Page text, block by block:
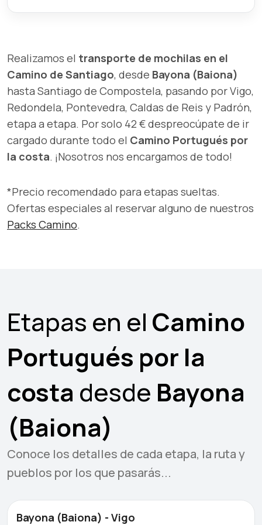
Realizamos el transporte de mochilas en el
Camino de Santiago, desde Bayona (Baiona)
hasta Santiago de Compostela, pasando por Vigo,
Redondela, Pontevedra, Caldas de Reis y Padrón,
etapa a etapa. Por solo 42 € despreocúpate de ir
cargado durante todo el Camino Portugués por
la costa. ¡Nosotros nos encargamos de todo!
*Precio recomendado para etapas sueltas.
Ofertas especiales al reservar alguno de nuestros
Packs Camino.
Etapas en el Camino
Portugués por la
costa desde Bayona
(Baiona)
Conoce los detalles de cada etapa, la ruta y
pueblos por los que pasarás...
Bayona (Baiona) - Vigo